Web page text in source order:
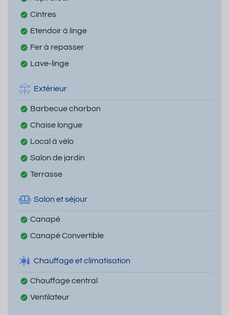
Cintres
Etendoir à linge
Fer à repasser
Lave-linge
Extérieur
Barbecue charbon
Chaise longue
Local à vélo
Salon de jardin
Terrasse
Salon et séjour
Canapé
Canapé Convertible
Chauffage et climatisation
Chauffage central
Ventilateur